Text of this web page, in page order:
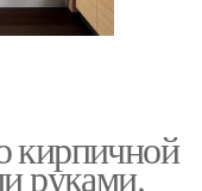
кирпичной
руками.